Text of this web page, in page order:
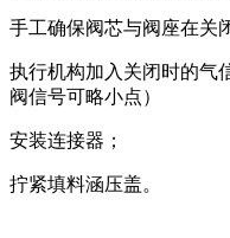
手工确保阀芯与阀座在关
执行机构加入关闭时的气
阀信号可略小点）
安装连接器；
拧紧填料涵压盖。